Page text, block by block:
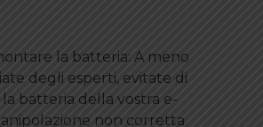
la batteria: A meno
degli esperti, evitate di
batteria della vostra e-
non corretta